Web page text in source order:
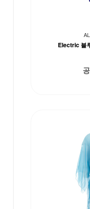
Electric 블